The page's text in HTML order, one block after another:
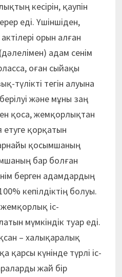
кесірін, қаупін
еді. Үшіншіден,
орын алған
адам сенім
оған сыйақы
түлікті тегін алуына
және мұны заң
қоса, жемқорлықтан
қорқатын
қосымшаның
бар болған
берген адамдардың
кепілдіктің болуы.
іс-
мүмкіндік туар еді.
– халықаралық
қарсы күнінде түрлі іс-
жай бір